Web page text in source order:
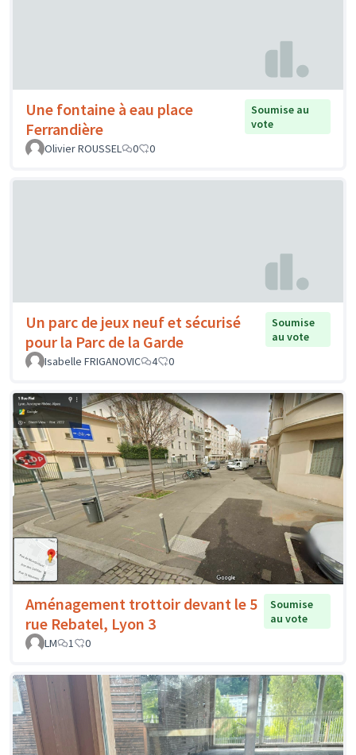
Une fontaine à eau place
Ferrandière
Soumise au
vote
Olivier ROUSSEL
0 0
Un parc de jeux neuf et sécurisé
pour la Parc de la Garde
Soumise
au vote
Isabelle FRIGANOVIC
4 0
Aménagement trottoir devant le 5
rue Rebatel, Lyon 3
Soumise
au vote
LM
1 0